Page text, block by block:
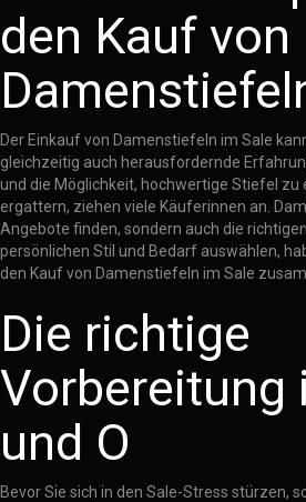
den Kauf von
Der Einkauf von Damenstiefeln im Sale
gleichzeitig auch herausfordernde
und die Möglichkeit, hochwertige Stiefel zu
ergattern, ziehen viele Käuferinnen an.
Angebote finden, sondern auch die
persönlichen Stil und Bedarf auswählen,
den Kauf von Damenstiefeln im Sale
Die richtige
Vorbereitung
und O
Bevor Sie sich in den Sale-Stress stürzen,